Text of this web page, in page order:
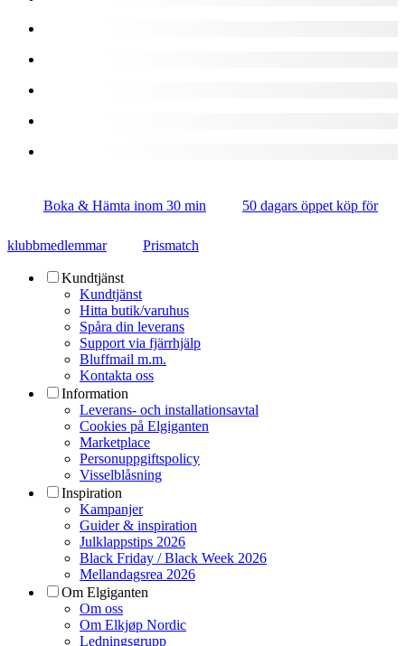
Boka & Hämta inom 30 min 50 dagars öppet köp för
klubbmedlemmar Prismatch
Kundtjänst
Kundtjänst
Hitta butik/varuhus
Spåra din leverans
Support via fjärrhjälp
Bluffmail m.m.
Kontakta oss
Information
Leverans- och installationsavtal
Cookies på Elgiganten
Marketplace
Personuppgiftspolicy
Visselblåsning
Inspiration
Kampanjer
Guider & inspiration
Julklappstips 2026
Black Friday / Black Week 2026
Mellandagsrea 2026
Om Elgiganten
Om oss
Om Elkjøp Nordic
Ledningsgrupp